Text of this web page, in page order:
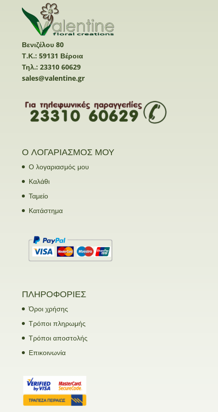
Βενιζέλου 80
Τ.Κ.: 59131 Βέροια
Τηλ.: 23310 60629
sales@valentine.gr
Ο ΛΟΓΑΡΙΑΣΜΟΣ ΜΟΥ
Ο λογαριασμός μου
Καλάθι
Ταμείο
Κατάστημα
ΠΛΗΡΟΦΟΡΙΕΣ
Όροι χρήσης
Τρόποι πληρωμής
Τρόποι αποστολής
Επικοινωνία